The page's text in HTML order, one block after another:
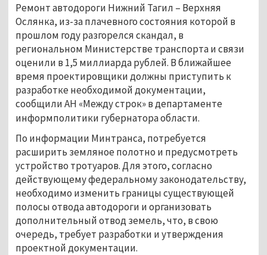
Ремонт автодороги Нижний Тагил – Верхняя
Ослянка, из-за плачевного состояния которой в
прошлом году разгорелся скандал, в
региональном Министерстве транспорта и связи
оценили в 1,5 миллиарда рублей. В ближайшее
время проектировщики должны приступить к
разработке необходимой документации,
сообщили АН «Между строк» в департаменте
информполитики губернатора области.
По информации Минтранса, потребуется
расширить земляное полотно и предусмотреть
устройство тротуаров. Для этого, согласно
действующему федеральному законодательству,
необходимо изменить границы существующей
полосы отвода автодороги и организовать
дополнительный отвод земель, что, в свою
очередь, требует разработки и утверждения
проектной документации.